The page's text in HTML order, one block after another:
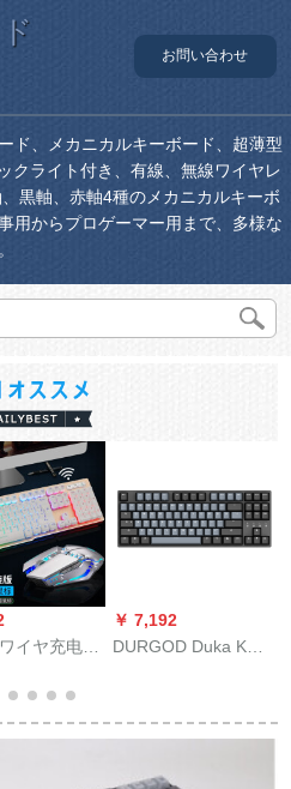
お問い合わせ
ド、メカニカルキーボード、超薄型
クライト付き、有線、無線ワイヤレ
黒軸、赤軸4種のメカニカルキーボ
用からプロゲーマー用まで、多様な
イヤ充电キ
属机械的手
ゲームフィ
￥ 7,192
DURGOD Duka K
プログラマーバーク
ーボンド)TAURUSK